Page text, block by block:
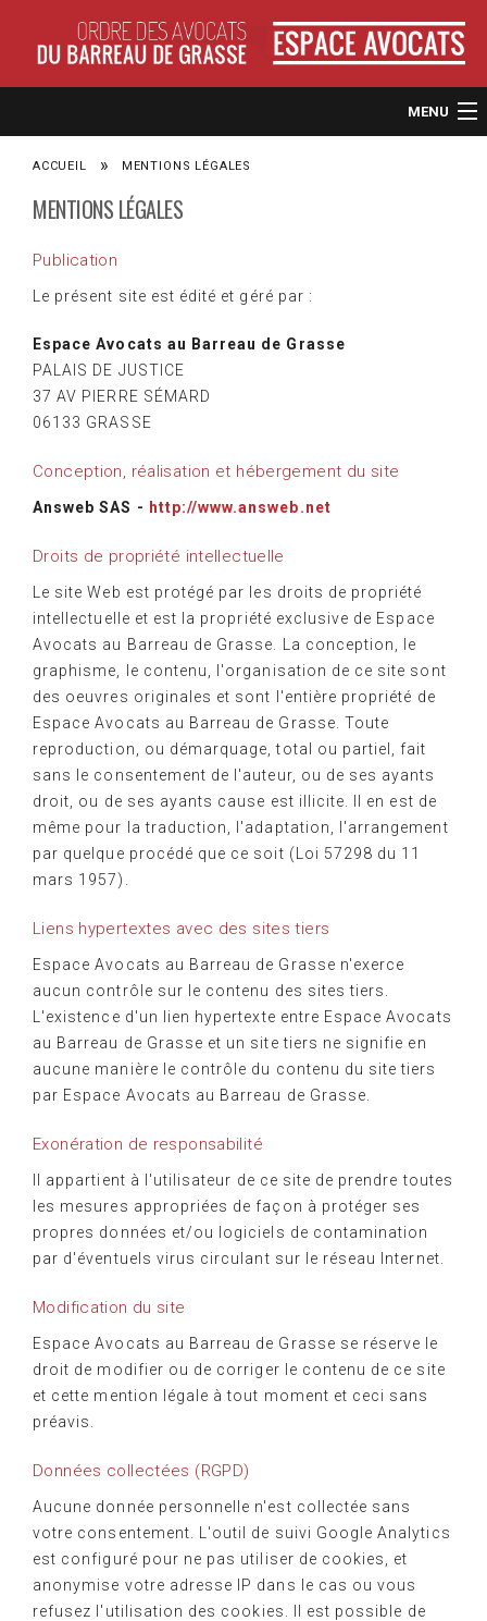
MENU
ACCUEIL
CONTACT
DÉPOSEZ UNE OFFRE OU UNE DEMANDE DE COLLABORATION
ACCUEIL MENTIONS LÉGALES
MENTIONS LÉGALES
Publication
Le présent site est édité et géré par :
Espace Avocats au Barreau de Grasse
PALAIS DE JUSTICE
37 AV PIERRE SÉMARD
06133 GRASSE
Conception, réalisation et hébergement du site
Answeb SAS - http://www.answeb.net
Droits de propriété intellectuelle
Le site Web est protégé par les droits de propriété
intellectuelle et est la propriété exclusive de Espace
Avocats au Barreau de Grasse. La conception, le
graphisme, le contenu, l'organisation de ce site sont
des oeuvres originales et sont l'entière propriété de
Espace Avocats au Barreau de Grasse. Toute
reproduction, ou démarquage, total ou partiel, fait
sans le consentement de l'auteur, ou de ses ayants
droit, ou de ses ayants cause est illicite. Il en est de
même pour la traduction, l'adaptation, l'arrangement
par quelque procédé que ce soit (Loi 57298 du 11
mars 1957).
Liens hypertextes avec des sites tiers
Espace Avocats au Barreau de Grasse n'exerce
aucun contrôle sur le contenu des sites tiers.
L'existence d'un lien hypertexte entre Espace Avocats
au Barreau de Grasse et un site tiers ne signifie en
aucune manière le contrôle du contenu du site tiers
par Espace Avocats au Barreau de Grasse.
Exonération de responsabilité
Il appartient à l'utilisateur de ce site de prendre toutes
les mesures appropriées de façon à protéger ses
propres données et/ou logiciels de contamination
par d'éventuels virus circulant sur le réseau Internet.
Modification du site
Espace Avocats au Barreau de Grasse se réserve le
droit de modifier ou de corriger le contenu de ce site
et cette mention légale à tout moment et ceci sans
préavis.
Données collectées (RGPD)
Aucune donnée personnelle n'est collectée sans
votre consentement. L'outil de suivi Google Analytics
est configuré pour ne pas utiliser de cookies, et
anonymise votre adresse IP dans le cas ou vous
refusez l'utilisation des cookies. Il est possible de